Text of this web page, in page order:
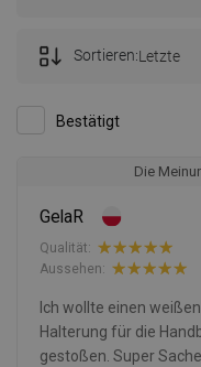
Bestätigt
Sortieren:Letzte
Die
GelaR
Qualität:
Aussehen:
Ich wollte einen
Halterung für die
gestoßen. Super